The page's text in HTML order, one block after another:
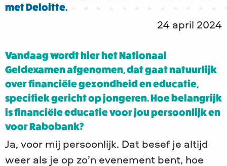
met Deloitte.
24 april 2024
Vandaag wordt hier het Nationaal
Geldexamen afgenomen, dat gaat natuurlijk
over financiële gezondheid en educatie,
specifiek gericht op jongeren. Hoe belangrijk
is financiële educatie voor jou persoonlijk en
voor Rabobank?
Ja, voor mij persoonlijk. Dat besef je altijd
weer als je op zo’n evenement bent, hoe